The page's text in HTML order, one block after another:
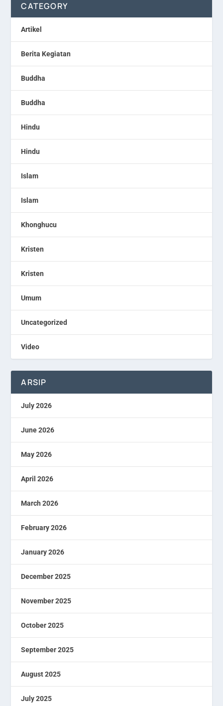
CATEGORY
Artikel
Berita Kegiatan
Buddha
Buddha
Hindu
Hindu
Islam
Islam
Khonghucu
Kristen
Kristen
Umum
Uncategorized
Video
ARSIP
July 2026
June 2026
May 2026
April 2026
March 2026
February 2026
January 2026
December 2025
November 2025
October 2025
September 2025
August 2025
July 2025